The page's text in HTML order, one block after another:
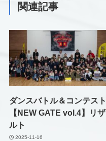
関連記事
ダンスバトル＆コンテスト
【NEW GATE vol.4】リザ
ルト
2025-11-16